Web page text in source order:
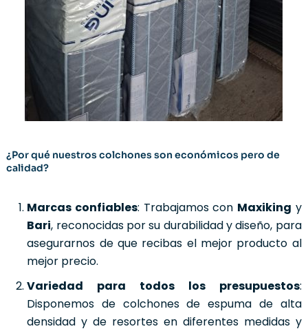
¿Por qué nuestros colchones son económicos pero de
calidad?
Marcas confiables: Trabajamos con Maxiking y
Bari, reconocidas por su durabilidad y diseño, para
asegurarnos de que recibas el mejor producto al
mejor precio.
Variedad para todos los presupuestos:
Disponemos de colchones de espuma de alta
densidad y de resortes en diferentes medidas y